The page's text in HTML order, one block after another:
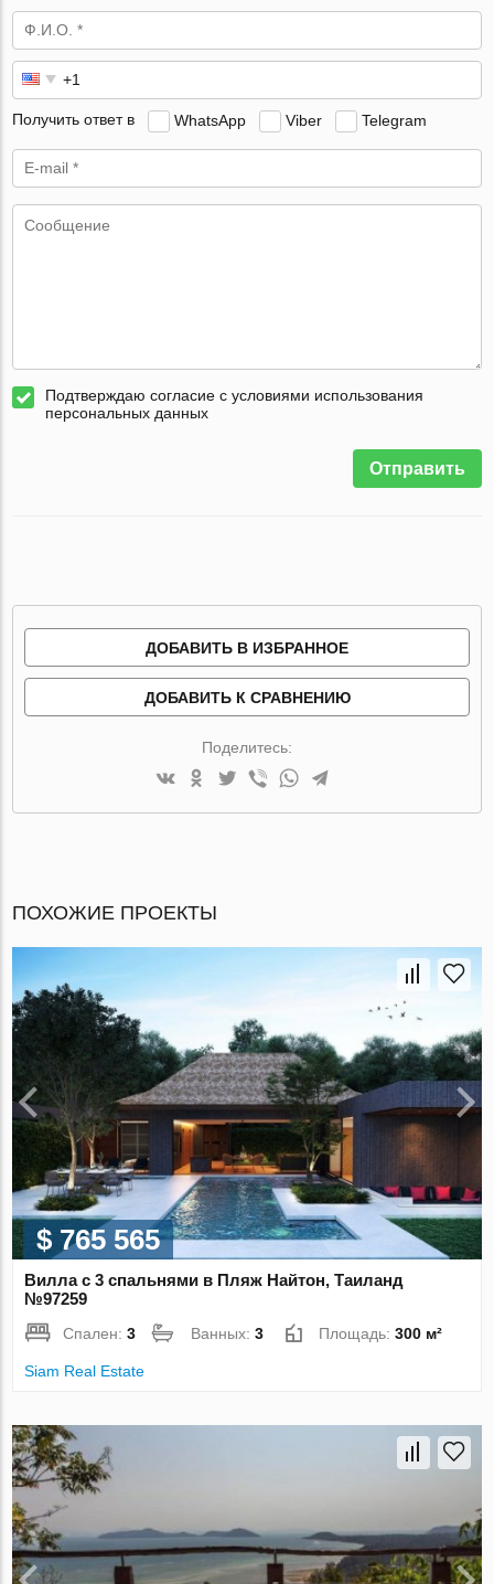
Получить ответ в WhatsApp Viber Telegram
Подтверждаю согласие с условиями использования
персональных данных
Отправить
ДОБАВИТЬ В ИЗБРАННОЕ
ДОБАВИТЬ К СРАВНЕНИЮ
Поделитесь:
ПОХОЖИЕ ПРОЕКТЫ
$ 765 565
Вилла с 3 спальнями в Пляж Найтон, Таиланд
№97259
Спален:3 Ванных:3 Площадь:300 м²
Siam Real Estate